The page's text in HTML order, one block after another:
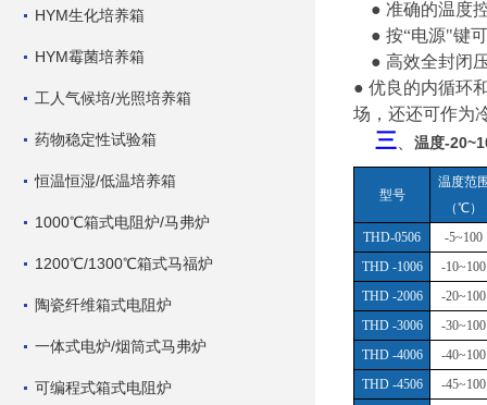
HYM生化培养箱
HYM霉菌培养箱
工人气候培/光照培养箱
药物稳定性试验箱
恒温恒湿/低温培养箱
1000℃箱式电阻炉/马弗炉
1200℃/1300℃箱式马福炉
陶瓷纤维箱式电阻炉
一体式电炉/烟筒式马弗炉
可编程式箱式电阻炉
● 准确的温度
● 按“电源"键
● 高效全封闭
● 优良的内循环
场，还还可作为
三 温度-
型号
温度范
（℃）
THD-0506
-5~100
THD -1006
-10~100
THD -2006
-20~100
THD -3006
-30~100
THD -4006
-40~100
THD -4506
-45~100